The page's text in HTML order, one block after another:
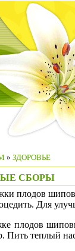
» ЗДОРОВЬЕ
СБОРЫ
плодов
Для
Пить теплый